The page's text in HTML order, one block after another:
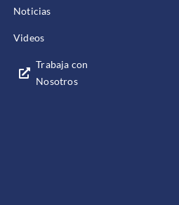
Noticias
Videos
Trabaja con
Nosotros